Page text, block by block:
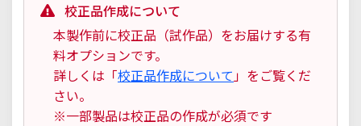
校正品作成について
本製作前に校正品（試作品）をお届けする有
料オプションです。
詳しくは「校正品作成について」をご覧くだ
さい。
※一部製品は校正品の作成が必須です